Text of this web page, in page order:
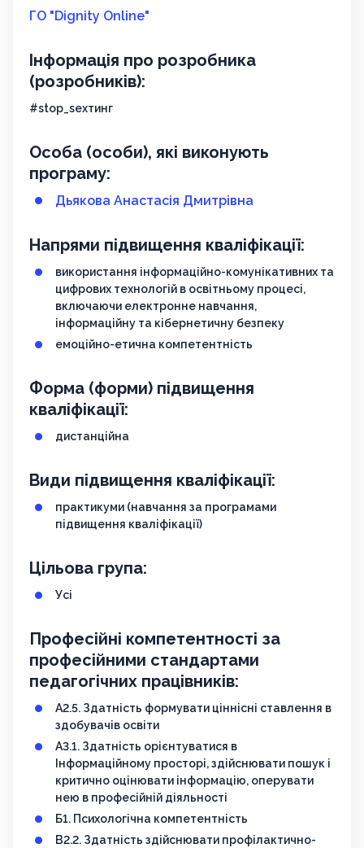
ГО "Dignity Online"
Інформація про розробника
(розробників):
#stop_sexтинг
Особа (особи), які виконують
програму:
Дьякова Анастасія Дмитрівна
Напрями підвищення кваліфікації:
використання інформаційно-комунікативних та
цифрових технологій в освітньому процесі,
включаючи електронне навчання,
інформаційну та кібернетичну безпеку
емоційно-етична компетентність
Форма (форми) підвищення
кваліфікації:
дистанційна
Види підвищення кваліфікації:
практикуми (навчання за програмами
підвищення кваліфікації)
Цільова група:
Усі
Професійні компетентності за
професійними стандартами
педагогічних працівників:
А2.5. Здатність формувати ціннісні ставлення в
здобувачів освіти
А3.1. Здатність орієнтуватися в
Інформаційному просторі, здійснювати пошук і
критично оцінювати інформацію, оперувати
нею в професійній діяльності
Б1. Психологічна компетентність
В2.2. Здатність здійснювати профілактично-